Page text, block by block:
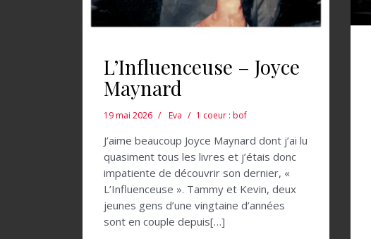
L’Influenceuse – Joyce
Maynard
19 mai 2026 Eva 1 coeur : bof
J’aime beaucoup Joyce Maynard dont j’ai lu
quasiment tous les livres et j’étais donc
impatiente de découvrir son dernier, «
L’Influenceuse ». Tammy et Kevin, deux
jeunes gens d’une vingtaine d’années
sont en couple depuis[…]